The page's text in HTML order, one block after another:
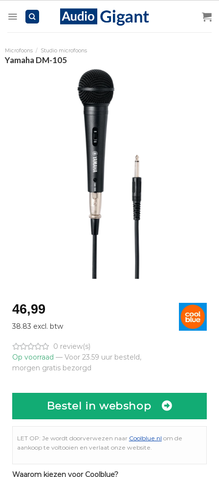
Microfoons / Studio microfoons
Yamaha DM-105
46,99
38.83 excl. btw
0 review(s)
Op voorraad — Voor 23.59 uur besteld,
morgen gratis bezorgd
Bestel in webshop
LET OP: Je wordt doorverwezen naar Coolblue.nl om de
aankoop te voltooien en verlaat onze website.
Waarom kiezen voor Coolblue?